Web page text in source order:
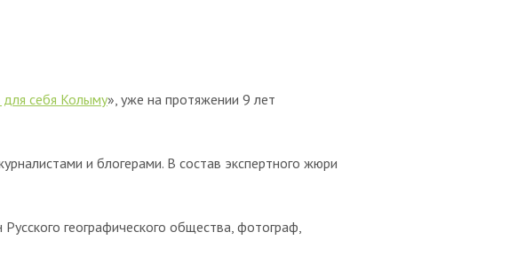
себя Колыму», уже на протяжении 9 лет
и блогерами. В состав экспертного жюри
географического общества, фотограф,